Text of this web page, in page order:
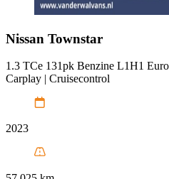
Nissan Townstar
1.3 TCe 131pk Benzine L1H1
Carplay | Cruisecontrol
2023